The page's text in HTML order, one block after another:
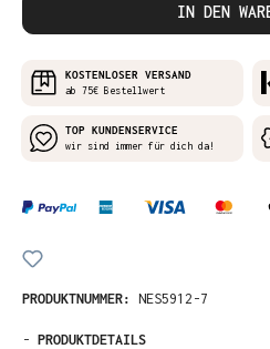
IN DEN
KOSTENLOSER VERSAND
ab 75€ Bestellwert
TOP KUNDENSERVICE
wir sind immer für dich da!
PRODUKTNUMMER: NES5912-7
- PRODUKTDETAILS